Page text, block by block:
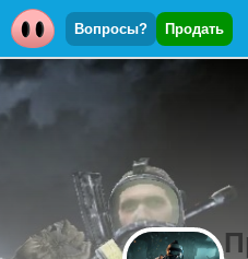
Вопросы? Продать